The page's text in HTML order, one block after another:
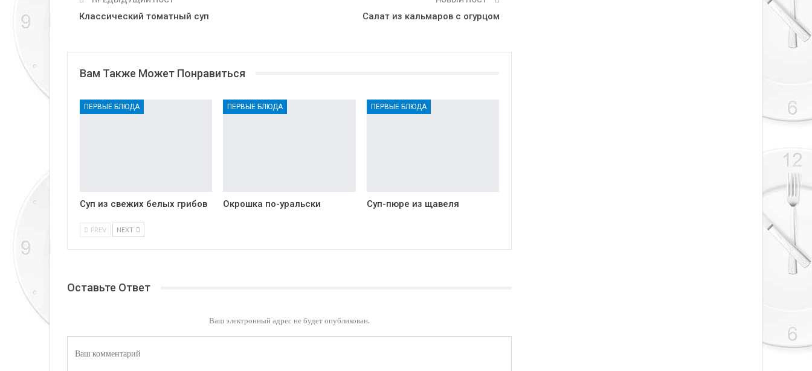
Классический томатный суп Салат из кальмаров с огурцом
Вам Также Может Понравиться
ПЕРВЫЕ БЛЮДА
Суп из свежих белых грибов
ПЕРВЫЕ БЛЮДА
Окрошка по-уральски
ПЕРВЫЕ БЛЮДА
Суп-пюре из щавеля
PREV NEXT
Оставьте Ответ
Ваш электронный адрес не будет опубликован.